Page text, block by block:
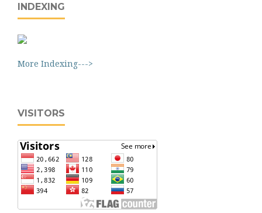
INDEXING
More Indexing--->
VISITORS